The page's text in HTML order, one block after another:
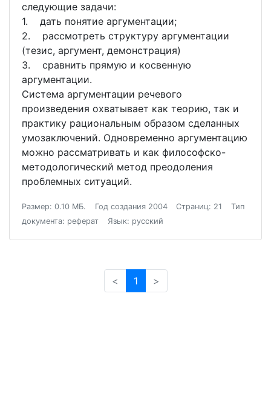
следующие задачи:
1. дать понятие аргументации;
2. рассмотреть структуру аргументации
(тезис, аргумент, демонстрация)
3. сравнить прямую и косвенную
аргументации.
Система аргументации речевого
произведения охватывает как теорию, так и
практику рациональным образом сделанных
умозаключений. Одновременно аргументацию
можно рассматривать и как философско-
методологический метод преодоления
проблемных ситуаций.
Размер: 0.10 МБ. Год создания 2004 Страниц: 21
Тип
документа: реферат
Язык: русский
< 1 >